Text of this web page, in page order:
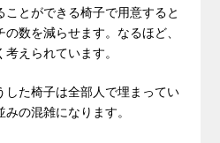
ことができる椅子で用意すると
数を減らせます。なるほど、
えられています。
した椅子は全部人で埋まってい
の混雑になります。